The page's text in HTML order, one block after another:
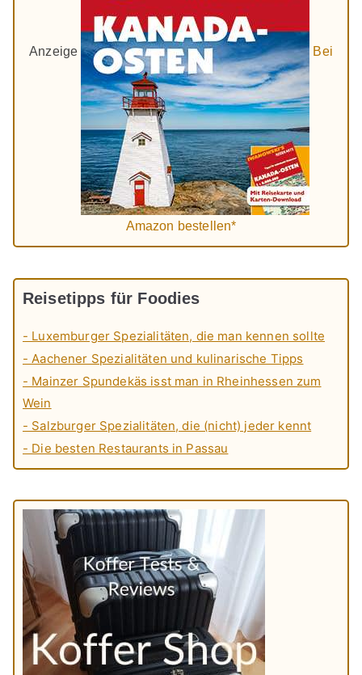
Anzeige Bei
Amazon bestellen*
Reisetipps für Foodies
- Luxemburger Spezialitäten, die man kennen sollte
- Aachener Spezialitäten und kulinarische Tipps
- Mainzer Spundekäs isst man in Rheinhessen zum
Wein
- Salzburger Spezialitäten, die (nicht) jeder kennt
- Die besten Restaurants in Passau